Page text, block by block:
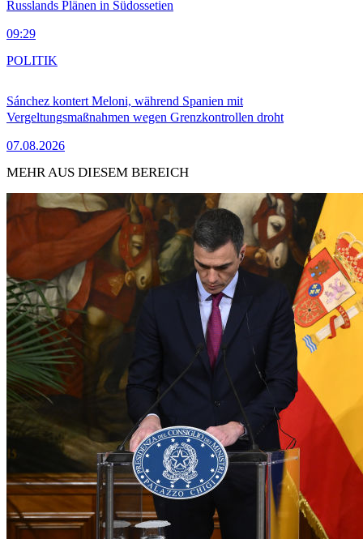
Russlands Plänen in Südossetien
09:29
Sánchez kontert Meloni, während Spanien mit
Vergeltungsmaßnahmen wegen Grenzkontrollen droht
07.08.2026
POLITIK
MEHR AUS DIESEM BEREICH